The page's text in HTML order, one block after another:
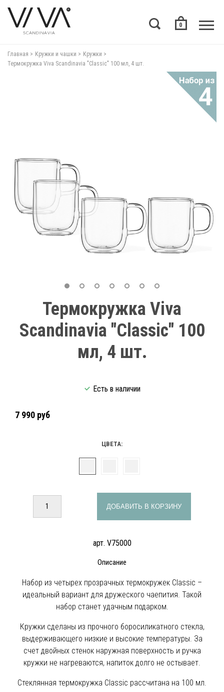
0
Главная Кружки и чашки
Кружки
Термокружка Viva Scandinavia "Classic" 100 мл, 4 шт.
Термокружка Viva
Scandinavia "Classic" 100
мл, 4 шт.
Есть в наличии
7 990 руб
ЦВЕТА:
ДОБАВИТЬ В КОРЗИНУ
арт. V75000
Описание
Набор из четырех прозрачных термокружек Classic –
идеальный вариант для дружеского чаепития. Такой
набор станет удачным подарком.
Кружки сделаны из прочного боросиликатного стекла,
выдерживающего низкие и высокие температуры. За
счет двойных стенок наружная поверхность и ручка
кружки не нагреваются, напиток долго не остывает.
Стеклянная термокружка Classic рассчитана на 100 мл.